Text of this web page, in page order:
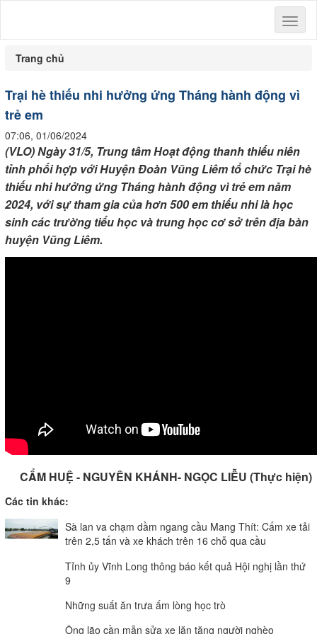
Trang chủ
Trại hè thiếu nhi hưởng ứng Tháng hành động vì
trẻ em
07:06, 01/06/2024
(VLO) Ngày 31/5, Trung tâm Hoạt động thanh thiếu niên
tỉnh phối hợp với Huyện Đoàn Vũng Liêm tổ chức Trại hè
thiếu nhi hưởng ứng Tháng hành động vì trẻ em năm
2024, với sự tham gia của hơn 500 em thiếu nhi là học
sinh các trường tiểu học và trung học cơ sở trên địa bàn
huyện Vũng Liêm.
CẨM HUỆ - NGUYÊN KHÁNH- NGỌC LIỄU (Thực hiện)
Các tin khác:
Sà lan va chạm dầm ngang cầu Mang Thít: Cấm xe tải
trên 2,5 tấn và xe khách trên 16 chỗ qua cầu
Tỉnh ủy Vĩnh Long thông báo kết quả Hội nghị lần thứ
9
Những suất ăn trưa ấm lòng học trò
Ông lão cần mẫn sửa xe lăn tặng người nghèo